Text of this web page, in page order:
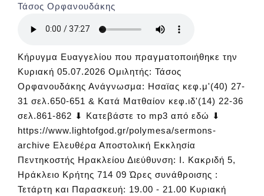
Τάσος Ορφανουδάκης
Κήρυγμα Ευαγγελίου που πραγματοποιήθηκε την
Κυριακή 05.07.2026 Ομιλητής: Τάσος
Ορφανουδάκης Ανάγνωσμα: Ησαϊας κεφ.μ'(40) 27-
31 σελ.650-651 & Κατά Ματθαίον κεφ.ιδ'(14) 22-36
σελ.861-862 ⬇ Κατεβάστε το mp3 από εδώ ⬇
https://www.lightofgod.gr/polymesa/sermons-
archive Ελευθέρα Αποστολική Εκκλησία
Πεντηκοστής Ηρακλείου Διεύθυνση: Ι. Κακριδή 5,
Ηράκλειο Κρήτης 714 09 Ώρες συνάθροισης :
Τετάρτη και Παρασκευή: 19.00 - 21.00 Κυριακή